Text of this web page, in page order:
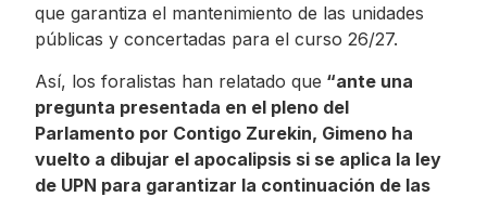
que garantiza el mantenimiento de las unidades
públicas y concertadas para el curso 26/27.
Así, los foralistas han relatado que “ante una
pregunta presentada en el pleno del
Parlamento por Contigo Zurekin, Gimeno ha
vuelto a dibujar el apocalipsis si se aplica la ley
de UPN para garantizar la continuación de las